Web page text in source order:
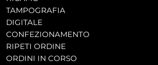
TAMPOGRAFIA
DIGITALE
CONFEZIONAMENTO
RIPETI ORDINE
ORDINI IN CORSO